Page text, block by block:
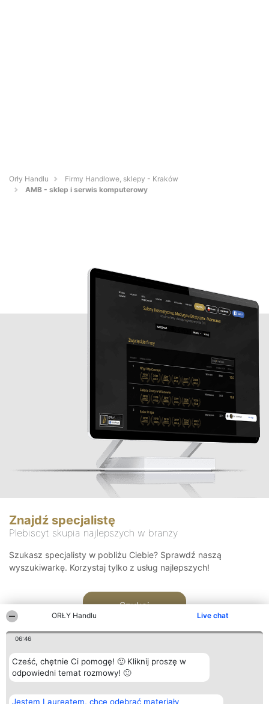
ORŁY Handlu Live chat
06:46
Cześć, chętnie Ci pomogę! 🙂 Kliknij proszę w
odpowiedni temat rozmowy! 🙂
Jestem Laureatem, chcę odebrać materiały
Orły Handlu
Firmy Handlowe, sklepy - Kraków
AMB - sklep i serwis komputerowy
Znajdź specjalistę
Plebiscyt skupia najlepszych w branży
Szukasz specjalisty w pobliżu Ciebie? Sprawdź naszą
wyszukiwarkę. Korzystaj tylko z usług najlepszych!
Szukaj
Organizator plebiscytu
Bright Side Solutions sp. z o.
Plebiscyt
Laureaci
Kontakt
Kontakt